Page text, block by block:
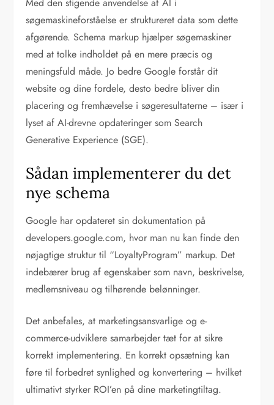
Med den stigende anvendelse af AI i
søgemaskineforståelse er struktureret data som dette
afgørende. Schema markup hjælper søgemaskiner
med at tolke indholdet på en mere præcis og
meningsfuld måde. Jo bedre Google forstår dit
website og dine fordele, desto bedre bliver din
placering og fremhævelse i søgeresultaterne – især i
lyset af AI-drevne opdateringer som Search
Generative Experience (SGE).
Sådan implementerer du det
nye schema
Google har opdateret sin dokumentation på
developers.google.com, hvor man nu kan finde den
nøjagtige struktur til “LoyaltyProgram” markup. Det
indebærer brug af egenskaber som navn, beskrivelse,
medlemsniveau og tilhørende belønninger.
Det anbefales, at marketingsansvarlige og e-
commerce-udviklere samarbejder tæt for at sikre
korrekt implementering. En korrekt opsætning kan
føre til forbedret synlighed og konvertering – hvilket
ultimativt styrker ROI’en på dine marketingtiltag.